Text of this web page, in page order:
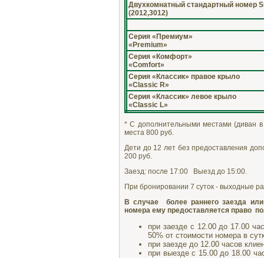
Двухкомнатный стандартный номер
(2012,3012)
Серия «Премиум»
«Premium»
Серия «Комфорт»
«Comfort»
Серия «Классик» правое крыло
«Classic R»
Серия «Классик» левое крыло
«Classic L»
* С дополнительными местами (диван в
места 800 руб.
Дети до 12 лет без предоставления
200 руб.
Заезд: после 17:00 Выезд до 15:00.
При бронировании 7 суток - выходные
В случае более раннего заезда
номера ему предоставляется право
при заезде с 12.00 до 17.00
50% от стоимости номера в
при заезде до 12.00 часов
при выезде с 15.00 до 18.00